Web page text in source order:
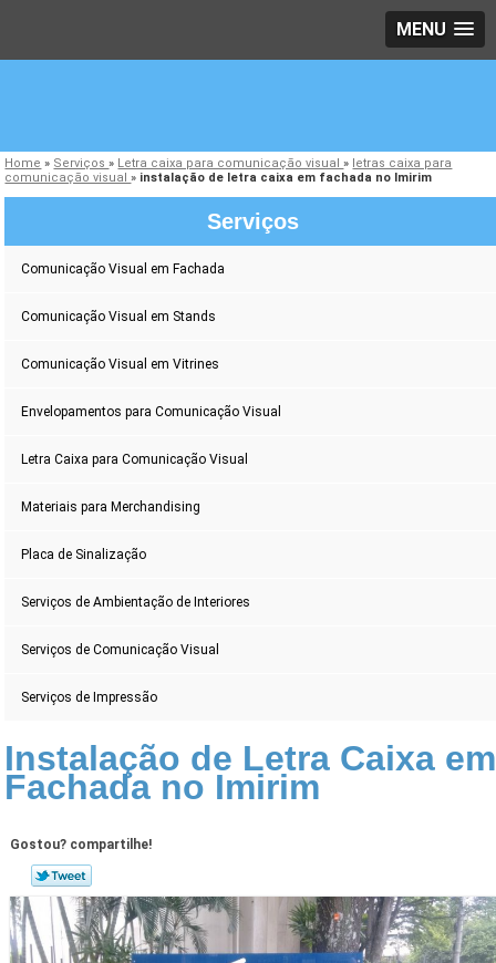
MENU
Home » Serviços» Letra caixa para comunicação visual» letras caixa para
comunicação visual» instalação de letra caixa em fachada no Imirim
Serviços
Comunicação Visual em Fachada
Comunicação Visual em Stands
Comunicação Visual em Vitrines
Envelopamentos para Comunicação Visual
Letra Caixa para Comunicação Visual
Materiais para Merchandising
Placa de Sinalização
Serviços de Ambientação de Interiores
Serviços de Comunicação Visual
Serviços de Impressão
Instalação de Letra Caixa em
Fachada no Imirim
Gostou? compartilhe!